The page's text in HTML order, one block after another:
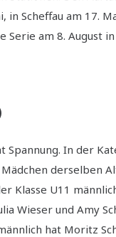
Scheffau am 17.
am 8. August
In der
Klasse U11
Wieser und Amy
hat Moritz